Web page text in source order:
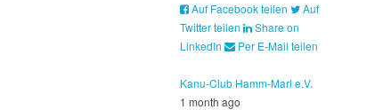
Auf Facebook teilen
Auf
Twitter teilen
Share on
LinkedIn
Per E-Mail teilen
Kanu-Club Hamm-Marl e.V.
1 month ago